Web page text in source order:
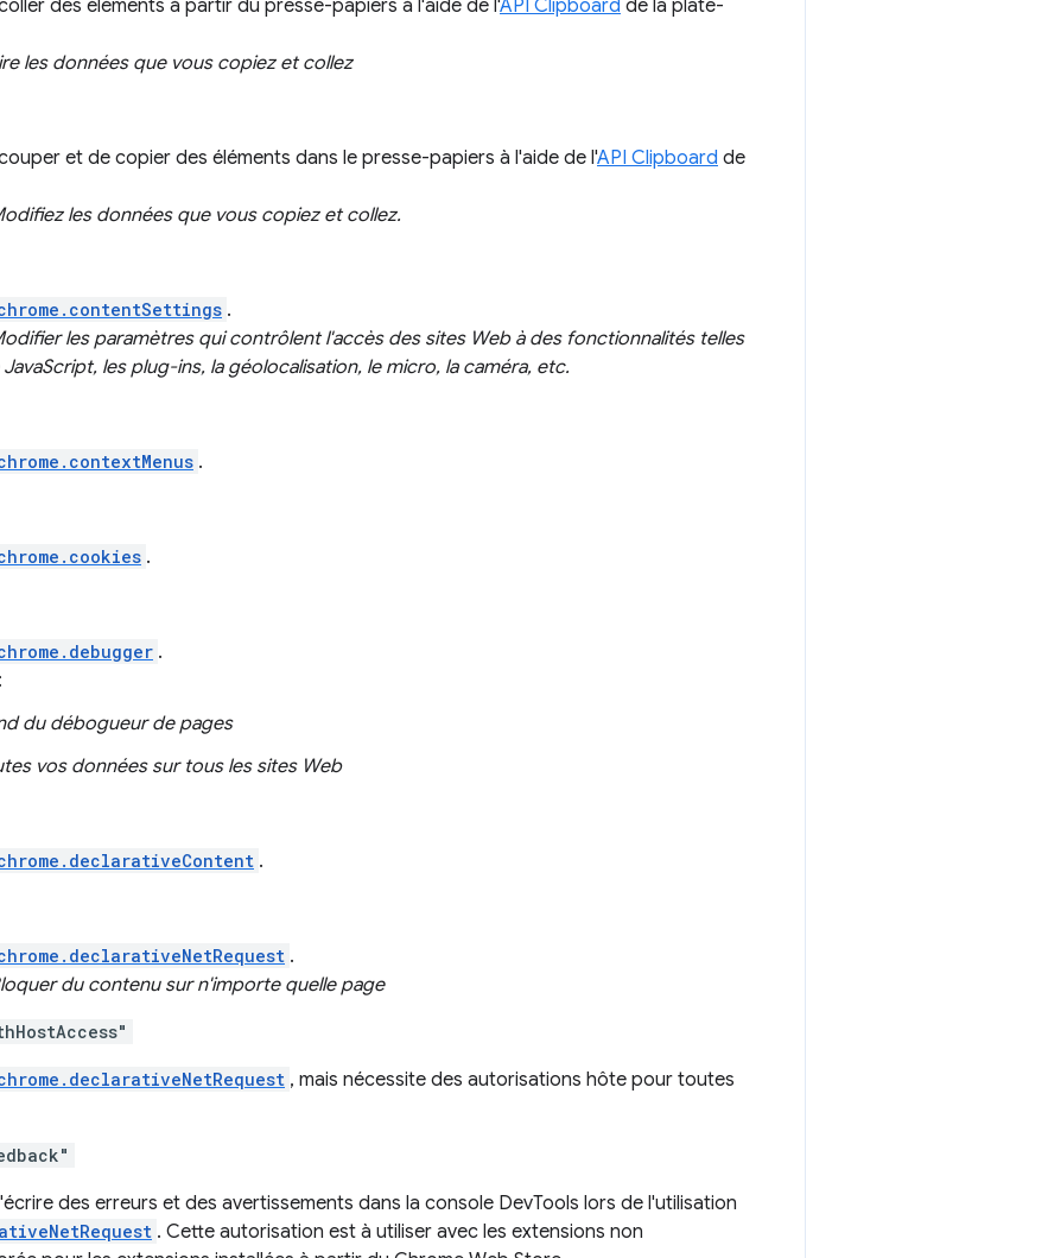
des éléments à partir du presse-papiers à l'aide de l'API Clipboard de la plate-
les données que vous copiez et collez
et de copier des éléments dans le presse-papiers à l'aide de l'API Clipboard de
les données que vous copiez et collez.
.
les paramètres qui contrôlent l'accès des sites Web à des fonctionnalités telles
les plug-ins, la géolocalisation, le micro, la caméra, etc.
.
.
.
du débogueur de pages
vos données sur tous les sites Web
.
.
du contenu sur n'importe quelle page
, mais nécessite des autorisations hôte pour toutes
des erreurs et des avertissements dans la console DevTools lors de l'utilisation
. Cette autorisation est à utiliser avec les extensions non